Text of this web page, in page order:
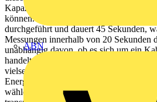
ABN
Kapazität der zu überwachenden Ladung
können. Die Kalibrierung wird
durchgeführt und dauert 45 Sekunden,
Messungen innerhalb von 20 Sekunden
unabhängig davon, ob es sich um ein
handelt. Die drei verfügbaren Sonden
vielseitig einsetzbar sind und der
Energieversorgung (IT-Systeme) die am
wählen kann. Der Bausatz zielt darauf